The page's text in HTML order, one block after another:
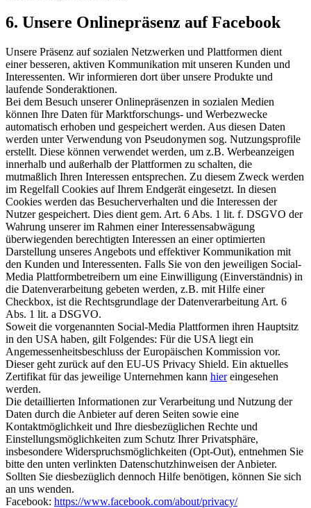
6. Unsere Onlinepräsenz auf Facebook
Unsere Präsenz auf sozialen Netzwerken und Plattformen dient
einer besseren, aktiven Kommunikation mit unseren Kunden und
Interessenten. Wir informieren dort über unsere Produkte und
laufende Sonderaktionen.
Bei dem Besuch unserer Onlinepräsenzen in sozialen Medien
können Ihre Daten für Marktforschungs- und Werbezwecke
automatisch erhoben und gespeichert werden. Aus diesen Daten
werden unter Verwendung von Pseudonymen sog. Nutzungsprofile
erstellt. Diese können verwendet werden, um z.B. Werbeanzeigen
innerhalb und außerhalb der Plattformen zu schalten, die
mutmaßlich Ihren Interessen entsprechen. Zu diesem Zweck werden
im Regelfall Cookies auf Ihrem Endgerät eingesetzt. In diesen
Cookies werden das Besucherverhalten und die Interessen der
Nutzer gespeichert. Dies dient gem. Art. 6 Abs. 1 lit. f. DSGVO der
Wahrung unserer im Rahmen einer Interessensabwägung
überwiegenden berechtigten Interessen an einer optimierten
Darstellung unseres Angebots und effektiver Kommunikation mit
den Kunden und Interessenten. Falls Sie von den jeweiligen Social-
Media Plattformbetreibern um eine Einwilligung (Einverständnis) in
die Datenverarbeitung gebeten werden, z.B. mit Hilfe einer
Checkbox, ist die Rechtsgrundlage der Datenverarbeitung Art. 6
Abs. 1 lit. a DSGVO.
Soweit die vorgenannten Social-Media Plattformen ihren Hauptsitz
in den USA haben, gilt Folgendes: Für die USA liegt ein
Angemessenheitsbeschluss der Europäischen Kommission vor.
Dieser geht zurück auf den EU-US Privacy Shield. Ein aktuelles
Zertifikat für das jeweilige Unternehmen kann hiereingesehen
werden.
Die detaillierten Informationen zur Verarbeitung und Nutzung der
Daten durch die Anbieter auf deren Seiten sowie eine
Kontaktmöglichkeit und Ihre diesbezüglichen Rechte und
Einstellungsmöglichkeiten zum Schutz Ihrer Privatsphäre,
insbesondere Widerspruchsmöglichkeiten (Opt-Out), entnehmen Sie
bitte den unten verlinkten Datenschutzhinweisen der Anbieter.
Sollten Sie diesbezüglich dennoch Hilfe benötigen, können Sie sich
an uns wenden.
Facebook: https://www.facebook.com/about/privacy/